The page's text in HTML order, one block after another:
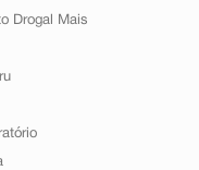
Drogal Mais